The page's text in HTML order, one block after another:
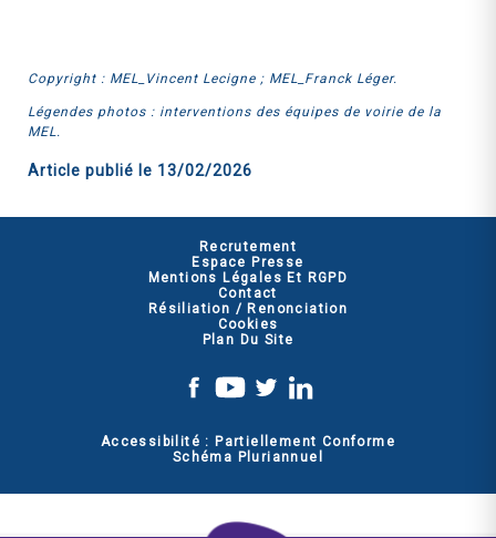
Copyright : MEL_Vincent Lecigne ; MEL_Franck Léger.
Légendes photos : interventions des équipes de voirie de la
MEL.
Article publié le 13/02/2026
Recrutement
Espace Presse
Mentions Légales Et RGPD
Contact
Résiliation / Renonciation
Cookies
Plan Du Site
Accessibilité : Partiellement Conforme
Schéma Pluriannuel